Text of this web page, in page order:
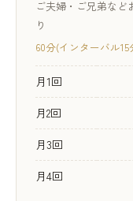
ご夫婦・ご兄弟な
り
60分(インターバル
月1回
月2回
月3回
月4回